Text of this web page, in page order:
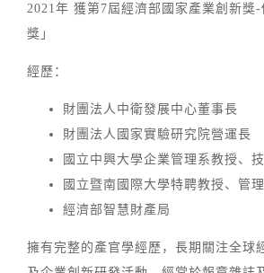
2021年 獲第7屆經濟部國家產業創新獎
獎」
經歷：
財團法人中衛發展中心董事長
財團法人國家實驗研究院營運長
國立中興大學企業管理系教授、
國立暨南國際大學特聘教授、管
經濟部智慧財產局
擁有完整的產官學經歷，長期關注全球